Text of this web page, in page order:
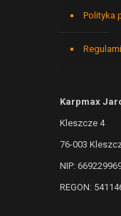
Polityka
Karpmax
Kleszcze 4
76-003
NIP:
REGON: